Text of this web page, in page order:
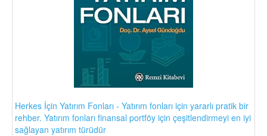
Herkes İçin Yatırım Fonları - Yatırım fonları için yararlı pratik bir
rehber. Yatırım fonları finansal portföy için çeşitlendirmeyi en iyi
sağlayan yatırım türüdür